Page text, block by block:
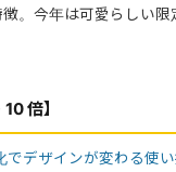
。今年は可愛らしい限
倍】
でデザインが変わる使い